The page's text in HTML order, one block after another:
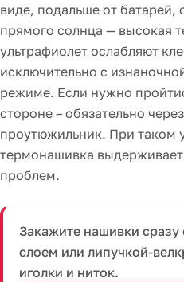
виде, подальше от батарей,
прямого солнца — высокая
ультрафиолет ослабляют
исключительно с
режиме. Если нужно
стороне – обязательно
проутюжильник. При таком
термонашивка выдерживает
проблем.
Закажите нашивки
слоем или липучкой-
иголки и ниток.